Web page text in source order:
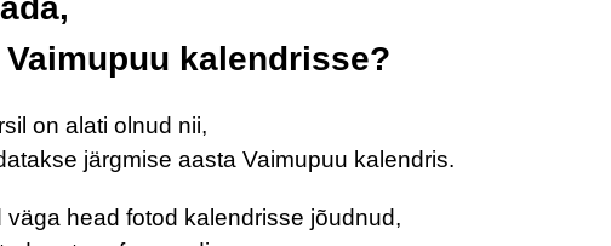
kalendrisse?
on alati olnud nii,
järgmise aasta Vaimupuu kalendris.
head fotod kalendrisse jõudnud,